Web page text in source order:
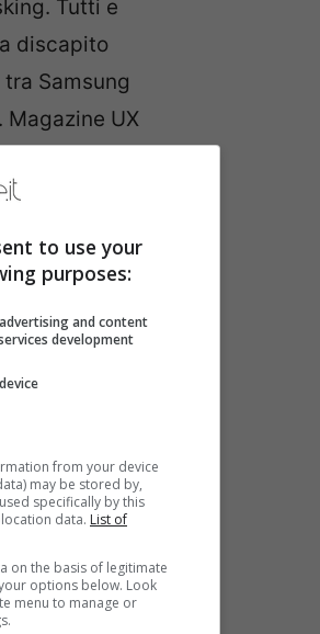
Tutti e
discapito
Samsung
UX
più
sarà
to use your
purposes:
and content
development
from your device
may be stored by,
specifically by this
data. List of
on the basis of legitimate
options below. Look
menu to manage or